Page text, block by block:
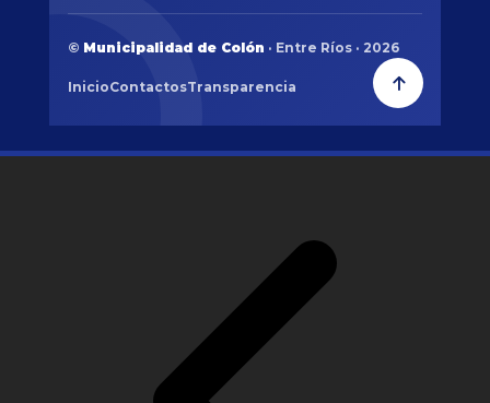
© Municipalidad de Colón · Entre Ríos · 2026
InicioContactosTransparencia